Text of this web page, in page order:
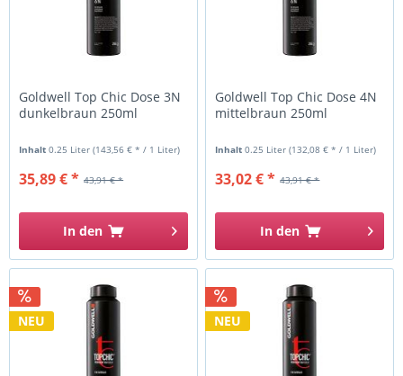
Goldwell Top Chic Dose 3N
dunkelbraun 250ml
Inhalt0.25 Liter(143,56 € * / 1 Liter)
43,91 € *
35,89 € *
In den
Goldwell Top Chic Dose 4N
mittelbraun 250ml
Inhalt0.25 Liter(132,08 € * / 1 Liter)
43,91 € *
33,02 € *
In den
NEU NEU